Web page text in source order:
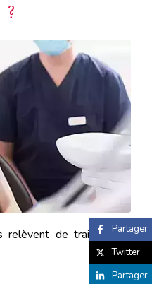
relèvent de traitementsPartager
Twitter
Partager